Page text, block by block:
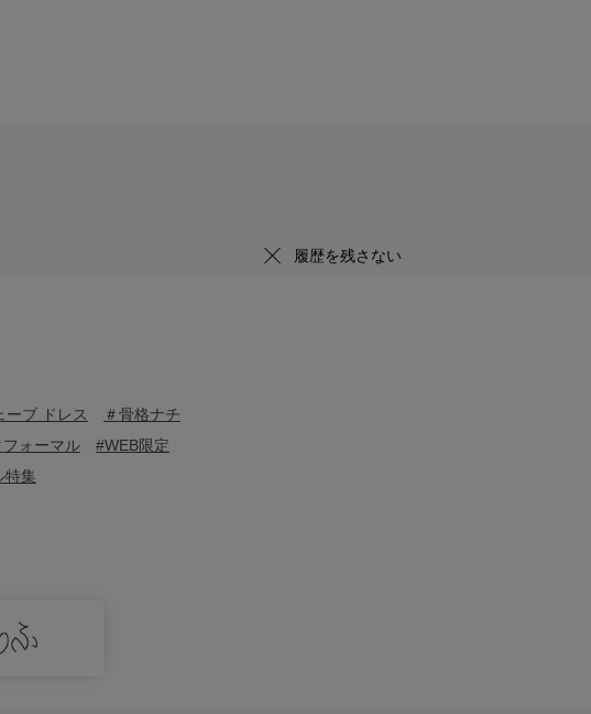
履歴を残さない
ーブ ドレス
＃骨格ナチ
ォーマル
#WEB限定
特集